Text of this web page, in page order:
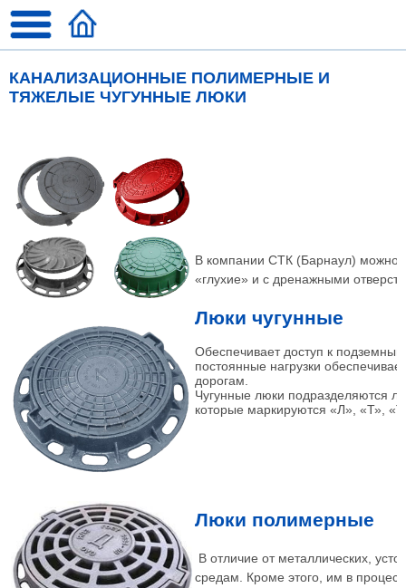
КАНАЛИЗАЦИОННЫЕ ПОЛИМЕРНЫЕ И
ТЯЖЕЛЫЕ ЧУГУННЫЕ ЛЮКИ
В компании СТК (Барнаул) можно
«глухие» и с дренажными
Люки чугунные
Обеспечивает доступ к
постоянные нагрузки
дорогам.
Чугунные люки подразделяются
которые маркируются «Л», «Т»,
Люки полимерные
В отличие от металлических,
средам. Кроме этого, им в